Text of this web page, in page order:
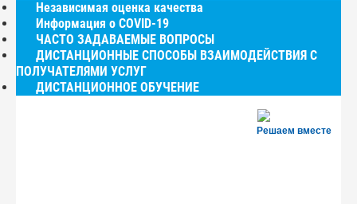
Независимая оценка качества
Информация о COVID-19
ЧАСТО ЗАДАВАЕМЫЕ ВОПРОСЫ
ДИСТАНЦИОННЫЕ СПОСОБЫ ВЗАИМОДЕЙСТВИЯ С
ПОЛУЧАТЕЛЯМИ УСЛУГ
ДИСТАНЦИОННОЕ ОБУЧЕНИЕ
Решаем вместе